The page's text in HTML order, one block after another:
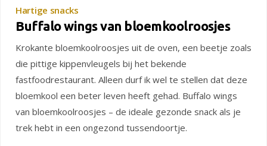
Hartige snacks
Buffalo wings van bloemkoolroosjes
Krokante bloemkoolroosjes uit de oven, een beetje zoals
die pittige kippenvleugels bij het bekende
fastfoodrestaurant. Alleen durf ik wel te stellen dat deze
bloemkool een beter leven heeft gehad. Buffalo wings
van bloemkoolroosjes – de ideale gezonde snack als je
trek hebt in een ongezond tussendoortje.